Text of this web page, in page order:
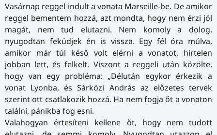
Vasárnap reggel indult a vonata Marseille-be. De amikor
reggel bementem hozzá, azt mondta, hogy nem érzi jól
magát, nem tud elutazni. Nem komoly a dolog,
nyugodtan feküdjek én is vissza. Egy fél óra múlva,
amikor már túl késő volt elérni a vonatot, hirtelen
jobban lett, és felkelt. Viszont a reggeli után közölte,
hogy van egy probléma: „Délután egykor érkezik a
vonat Lyonba, és Sárközi András az előzetes tervek
szerint ott csatlakozik hozzá. Ha nem fogja őt a vonaton
találni, pánikba fog esni.
Valahogyan értesíteni kellene őt, hogy nem tudott